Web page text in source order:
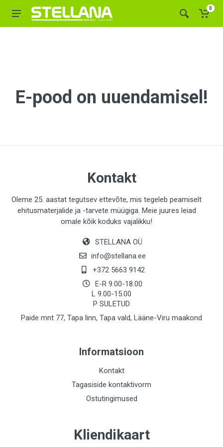
0
E-pood on uuendamisel!
Kontakt
Oleme 25. aastat tegutsev ettevõte, mis tegeleb peamiselt
ehitusmaterjalide ja -tarvete müügiga. Meie juures leiad
omale kõik koduks vajalikku!
STELLANA OÜ
info@stellana.ee
+372 5663 9142
E-R 9.00-18.00
L 9.00-15.00
P SULETUD
Paide mnt 77, Tapa linn, Tapa vald, Lääne-Viru maakond
Informatsioon
Kontakt
Tagasiside kontaktivorm
Ostutingimused
Kliendikaart